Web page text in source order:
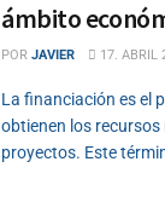
ámbito
POR JAVIER 17. ABRIL
La financiación es el
obtienen los
proyectos. Este